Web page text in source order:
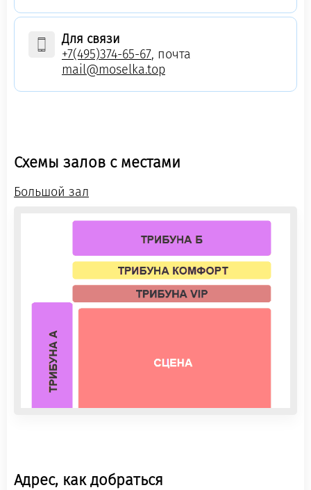
Для связи
+7(495)374-65-67, почта
mail@moselka.top
Схемы залов с местами
Большой зал
Адрес, как добраться